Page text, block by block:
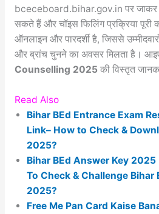
bceceboard.bihar.gov.in पर जाकर
सकते हैं और चॉइस फिलिंग प्रक्रिया पूरी
ऑनलाइन और पारदर्शी है, जिससे
और ब्रांच चुनने का अवसर मिलता है।
Counselling 2025 की विस्तृत
Read Also
Bihar BEd Entrance Exam
Link– How to Check &
2025?
Bihar BEd Answer Key 2025
To Check & Challenge Bihar
2025?
Free Me Pan Card Kaise